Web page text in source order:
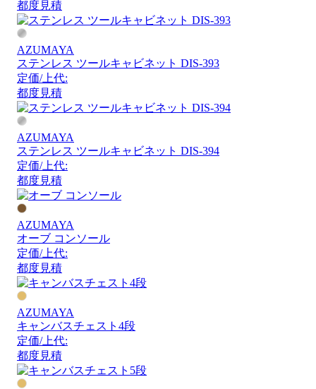
都度見積
AZUMAYA
ステンレス ツールキャビネット DIS-393
定価/上代:
都度見積
AZUMAYA
ステンレス ツールキャビネット DIS-394
定価/上代:
都度見積
AZUMAYA
オーブ コンソール
定価/上代:
都度見積
AZUMAYA
キャンバスチェスト4段
定価/上代:
都度見積